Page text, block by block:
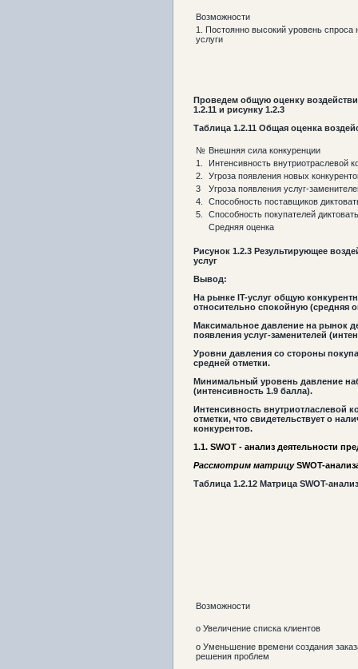
Возможности
1. Постоянно высокий уровень спроса
услуги
Проведем общую оценку
1.2.11 и рисунку 1.2.3
Таблица 1.2.11 Общая оценка
№ Внешняя сила конкуренции
1.
Интенсивность внутриотраслевой
2.
Угроза появления новых
3
Угроза появления услуг-
4.
Способность поставщиков
5.
Способность покупателей
Средняя оценка
Рисунок 1.2.3 Результирующее
услуг
Вывод:
На рынке IT-услуг общую
относительно спокойную (средняя
Максимальное давление на рынок
появления услуг-заменителей
Уровни давления со стороны
средней отметки.
Минимальный уровень давление
(интенсивность 1.9 балла).
Интенсивность внутриотласлевой
отметки, что свидетельствует о
конкурентов.
1.1. SWOT - анализ деятельности
Рассмотрим матрицуSWOT-
Таблица 1.2.12 Матрица SWOT-
Возможности
o Увеличение списка клиентов
o Уменьшение времени создания
решения проблем